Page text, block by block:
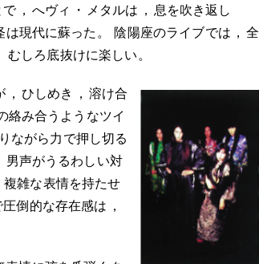
で ， へヴィ ・ メタルは ， 息を吹き返し
は現代に蘇った 。 陰陽座のライブでは ， 全
むしろ底抜けに楽しい 。
， ひしめき ， 溶け合
絡み合うようなツイ
ながら力で押し切る
男声がうるわしい対
複雑な表情を持たせ
倒的な存在感は ，